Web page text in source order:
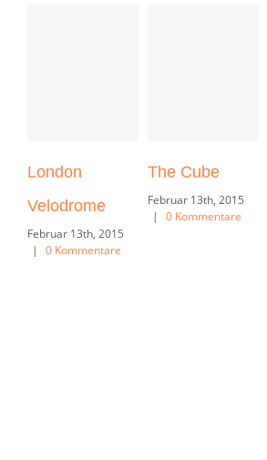
London
Velodrome
Februar 13th, 2015
|
0 Kommentare
The Cube
Februar 13th, 2015
|
0 Kommentare